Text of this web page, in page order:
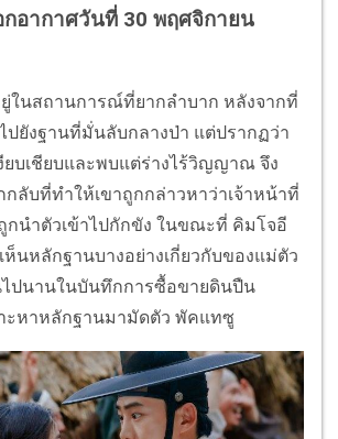
กอากาศวันที่ 30 พฤศจิกายน
ในสถานการณ์ที่ยากลำบาก หลังจากที่
ปยังฐานที่มั่นลับกลางป่า แต่ปรากฏว่า
ยบเชียบและพบแต่ร่างไร้วิญญาณ จึง
ลับที่ทำให้เขาถูกกล่าวหาว่าเจ้าหน้าที่
กนำตัวเข้าไปกักขัง ในขณะที่ คิมโจอี
ห็นหลักฐานบางอย่างเกี่ยวกับของแม่ตัว
ไปนานในบันทึกการซื้อขายดินปืน
าะหาหลักฐานมามัดตัว พัคแทซู